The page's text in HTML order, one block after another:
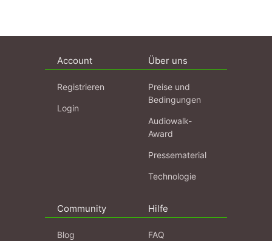
Account
Registrieren
Login
Über uns
Preise und
Bedingungen
Audiowalk-
Award
Pressematerial
Technologie
Community
Blog
Hilfe
FAQ